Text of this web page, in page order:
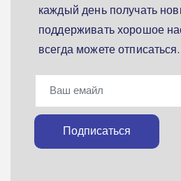
каждый день получать
поддерживать хорошое
всегда можете отписаться.
Подписаться